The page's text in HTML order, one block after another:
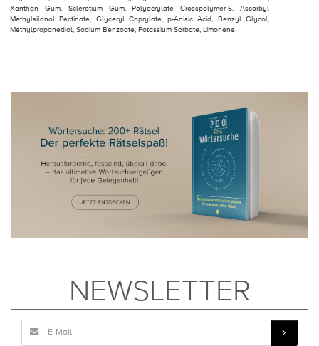
Xanthan Gum, Sclerotium Gum, Polyacrylate Crosspolymer-6, Ascorbyl
Methylsilanol Pectinate, Glyceryl Caprylate, p-Anisic Acid, Benzyl Glycol,
Methylpropanediol, Sodium Benzoate, Potassium Sorbate, Limonene.
NEWSLETTER